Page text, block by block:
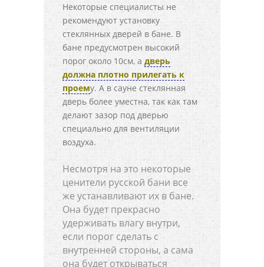
Некоторые специалисты не
рекомендуют установку
стеклянных дверей в бане. В
бане предусмотрен высокий
порог около 10см, а дверь
должна плотно прилегать к
проему. А в сауне стеклянная
дверь более уместна, так как там
делают зазор под дверью
специально для вентиляции
воздуха.
Несмотря на это некоторые
ценители русской бани все
же устанавливают их в бане.
Она будет прекрасно
удерживать влагу внутри,
если порог сделать с
внутренней стороны, а сама
она будет открываться